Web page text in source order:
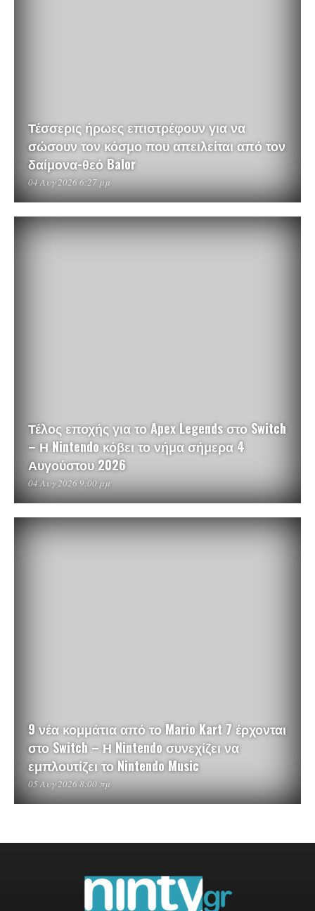
Τέσσερις ήρωες επιστρέφουν για να
σώσουν τον κόσμο που απειλείται από τον
δαίμονα-θεό Balor
04 Αυγ 2026 6:27 μμ
Τέλος εποχής για το Apex Legends στο Switch
– Η Nintendo κόβει το νήμα σήμερα 4
Αυγούστου 2026
04 Αυγ 2026 9:00 μμ
9 νέα κομμάτια από το Mario Kart 7 έρχονται
στο Switch – Η Nintendo συνεχίζει να
εμπλουτίζει το Nintendo Music
05 Αυγ 2026 8:00 πμ